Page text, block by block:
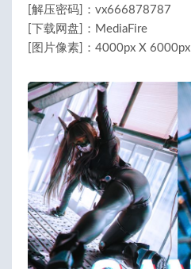
[解压密码]：vx666878787
[下载网盘]：MediaFire
[图片像素]：4000px X 6000px